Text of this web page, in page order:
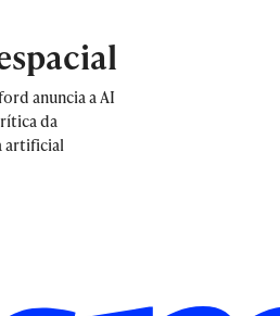
anuncia a AI
da
artificial